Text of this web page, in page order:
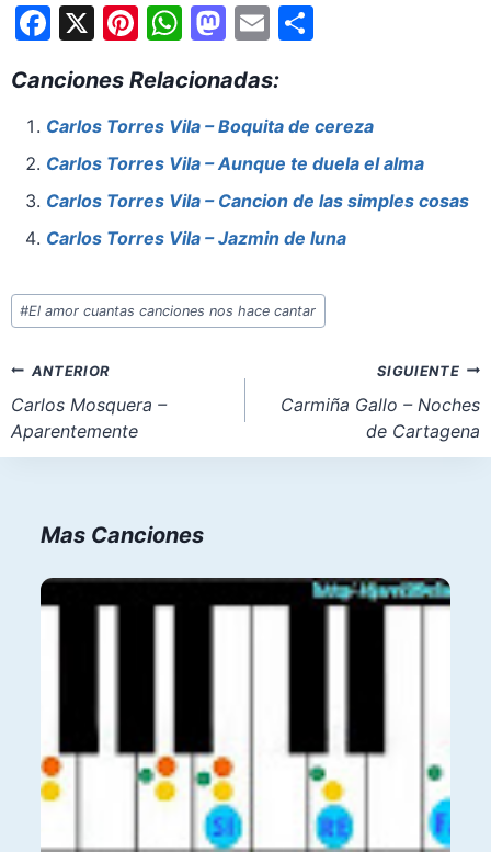
F
c
e
b
o
o
X Pi
er
e
st
W
at
s
A
p
p
M
st
o
d
o
n
E
ai
l
S
e
Canciones Relacionadas:
Carlos Torres Vila – Boquita de cereza
Carlos Torres Vila – Aunque te duela el alma
Carlos Torres Vila – Cancion de las simples cosas
Carlos Torres Vila – Jazmin de luna
Etiquetas
de
entrada:
#El amor cuantas canciones nos hace cantar
Navegación
de
entradas
ANTERIOR
Carlos Mosquera –
Aparentemente
SIGUIENTE
Carmiña Gallo – Noches
de Cartagena
Mas Canciones